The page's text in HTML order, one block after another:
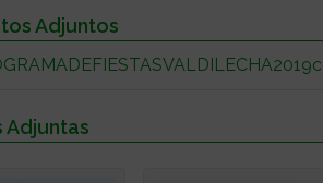
Adjuntos
Adjuntas